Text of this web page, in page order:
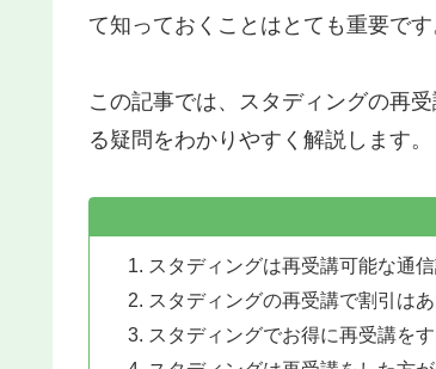
て知っておくことはとても重要です
この記事では、スタディングの再
る疑問をわかりやすく解説します。
スタディングは再受講可能な通信
スタディングの再受講で割引はあ
スタディングでお得に再受講を